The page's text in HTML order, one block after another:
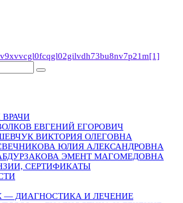
ЕВГЕНИЙ ЕГОРОВИЧ
ВИКТОРИЯ ОЛЕГОВНА
ЮЛИЯ АЛЕКСАНДРОВНА
ЭМЕНТ МАГОМЕДОВНА
СЕРТИФИКАТЫ
— ДИАГНОСТИКА И ЛЕЧЕНИЕ